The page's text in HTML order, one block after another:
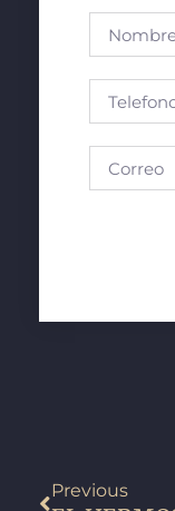
Previous